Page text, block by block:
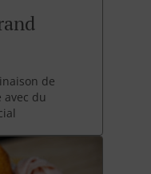
de
du